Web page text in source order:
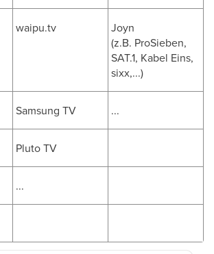
waipu.tv
Joyn
(z.B. ProSieben,
SAT.1, Kabel Eins,
sixx,...)
Samsung TV ...
Pluto TV
...